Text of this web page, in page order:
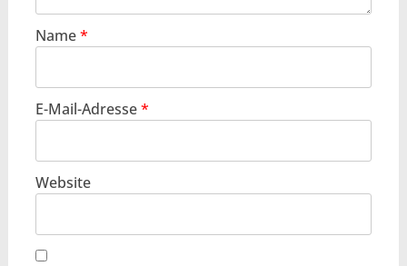
Name*
E-Mail-Adresse*
Website